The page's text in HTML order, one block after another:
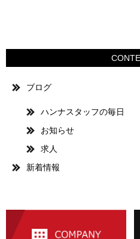
ブログ
ハンナスタッフの毎日
お知らせ
求人
新着情報